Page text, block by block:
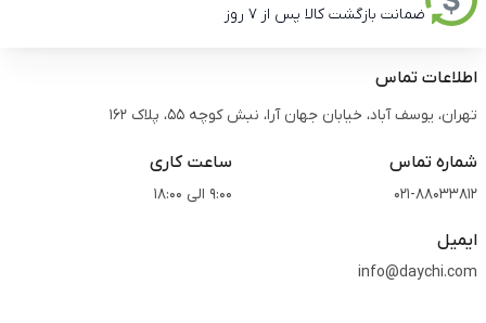
ضمانت بازگشت کالا پس از 7 روز
اطلاعات تماس
تهران، یوسف آباد، خیابان جهان آرا، نبش کوچه 55، پلاک 162
شماره تماس
021-88033812
ساعت کاری
9:00 الی 18:00
ایمیل
info@daychi.com